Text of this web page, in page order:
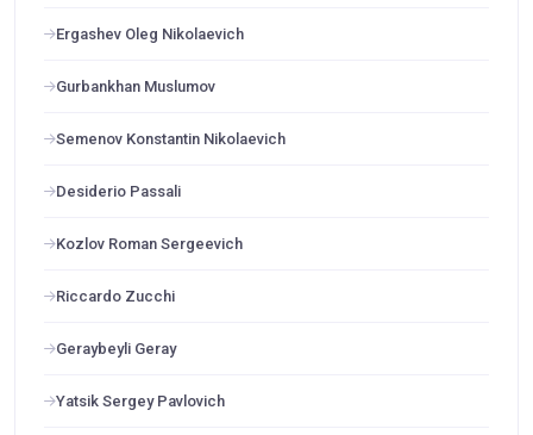
Ergashev Oleg Nikolaevich
Gurbankhan Muslumov
Semenov Konstantin Nikolaevich
Desiderio Passali
Kozlov Roman Sergeevich
Riccardo Zucchi
Geraybeyli Geray
Yatsik Sergey Pavlovich